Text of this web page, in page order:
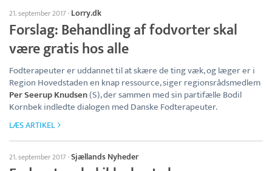
21. september 2017· Lorry.dk
Forslag: Behandling af fodvorter skal
være gratis hos alle
Fodterapeuter er uddannet til at skære de ting væk, og læger er i
Region Hovedstaden en knap ressource, siger regionsrådsmedlem
Per Seerup Knudsen(S), der sammen med sin partifælle Bodil
Kornbek indledte dialogen med Danske Fodterapeuter.
LÆS ARTIKEL
21. september 2017·Sjællands Nyheder